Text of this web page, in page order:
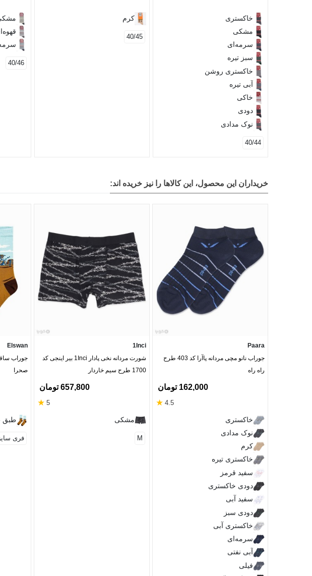
خاکستری
مشکی
سرمه‌ای
سبز تیره
خاکستری روشن
آبی تیره
خاکی
دودی
نوک مدادی
40/44
کرم
40/45
40/46
خریداران این محصول، این کالاها را نیز خریده اند:
Paara
جوراب نانو مچی مردانه پاآرا کد 403 طرح
راه راه
162,000 تومان
4.5
★
خاکستری
نوک مدادی
کرم
خاکستری تیره
سفید قرمز
دودی خاکستری
سفید آبی
دودی سبز
خاکستری آبی
سرمه‌ای
آبی نفتی
فیلی
1Inci
شورت مردانه نخی پادار 1Inci بیر اینجی کد
1700 طرح سیم خاردار
657,800 تومان
5
★
مشکی
M
Elswan
جوراب
صحرا
فری سایز